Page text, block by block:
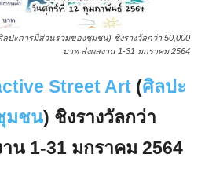
ลปะการมีส่วนร่วมของชุมชน) ชิงรางวัลกว่า 50,000
บาท ส่งผลงาน 1-31 มกราคม 2564
Street Art (ศิลปะ
มชน) ชิงรางวัลกว่า
น 1-31 มกราคม 2564